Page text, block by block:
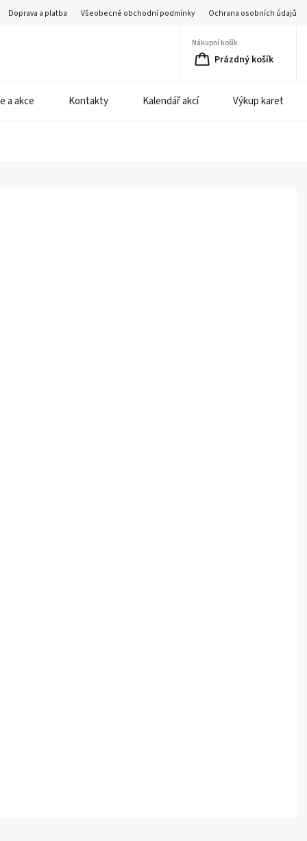
Doprava a platba Všeobecné obchodní podmínky Ochrana osobních údajů
Nákupní košík
Prázdný košík
a akce Kontakty Kalendář akcí Výkup karet